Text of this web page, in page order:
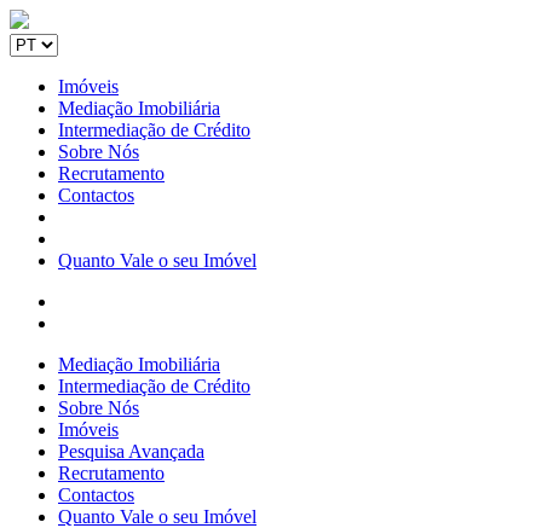
Imóveis
Mediação Imobiliária
Intermediação de Crédito
Sobre Nós
Recrutamento
Contactos
Quanto Vale o seu Imóvel
Mediação Imobiliária
Intermediação de Crédito
Sobre Nós
Imóveis
Pesquisa Avançada
Recrutamento
Contactos
Quanto Vale o seu Imóvel